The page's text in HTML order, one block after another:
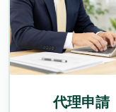
代理申請